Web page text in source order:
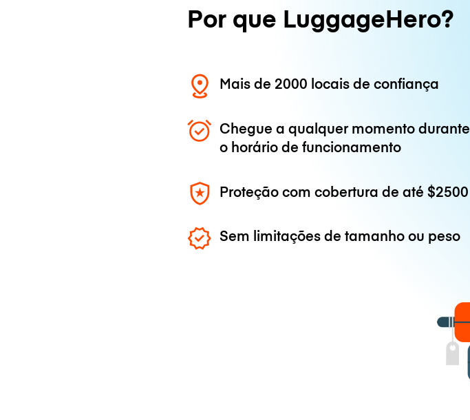
Por que LuggageHero?
Mais de 2000 locais de confiança
Chegue a qualquer momento durante
o horário de funcionamento
Proteção com cobertura de até$2500
Sem limitações de tamanho ou peso